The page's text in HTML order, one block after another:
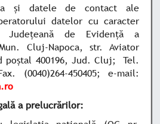
și datele de contact ale
datelor cu caracter
Județeană de Evidență a
Cluj-Napoca, str. Aviator
poștal 400196, Jud. Cluj; Tel.
(0040)264-450405; e-mail:
a prelucrărilor: